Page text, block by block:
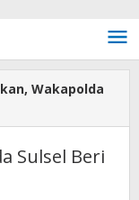
Wakapolda
Sulsel Beri